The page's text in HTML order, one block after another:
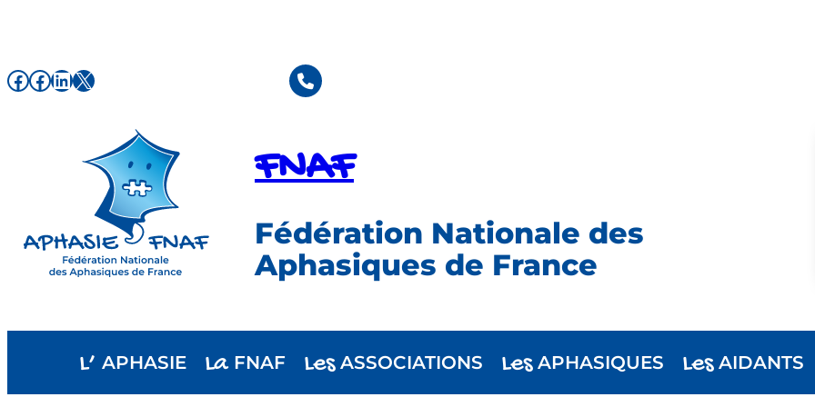
contenu
Facebook de l'association FNAF Facebook de l'association FNAF LinkedIn X
FNAF
Fédération Nationale des
Aphasiques de France
L’ APHASIE LaFNAF LesASSOCIATIONS LesAPHASIQUES LesAIDANTS